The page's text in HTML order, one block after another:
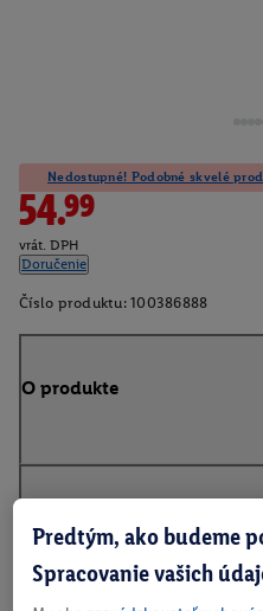
Nedostupné! Podobné skvelé
54.99
vrát. DPH
Doručenie
Číslo produktu: 100386888
O produkte
Predtým, ako budeme
Spracovanie vašich